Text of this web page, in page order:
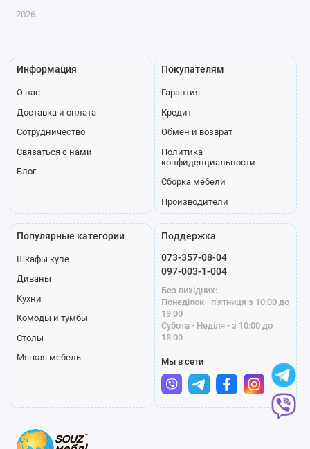
2026
Информация
О нас
Доставка и оплата
Сотрудничество
Связаться с нами
Блог
Покупателям
Гарантия
Кредит
Обмен и возврат
Политика
конфиденциальности
Сборка мебели
Производители
Популярные категории
Шкафы купе
Диваны
Кухни
Комоды и тумбы
Столы
Мягкая мебель
Поддержка
073-357-08-04
097-003-1-004
Без вихідних:
Понеділок - п'ятниця з 10:00 до
19:00
Субота - Неділя - з 10:00 до
18:00
Мы в сети